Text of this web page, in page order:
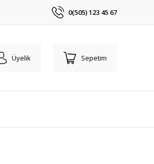
0(505) 123 45 67
Üyelik Sepetim